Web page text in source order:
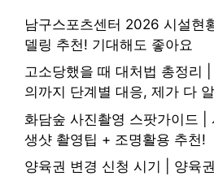
남구스포츠센터 2026 시설현
델링 추천! 기대해도 좋아요
고소당했을 때 대처법 총정리
의까지 단계별 대응, 제가 다
화담숲 사진촬영 스팟가이드 |
생샷 촬영팁 + 조명활용 추천!
양육권 변경 신청 시기 | 양육